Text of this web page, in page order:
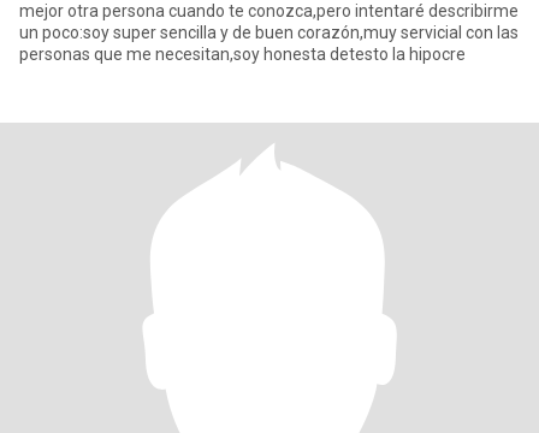
mejor otra persona cuando te conozca,pero intentaré describirme
un poco:soy super sencilla y de buen corazón,muy servicial con las
personas que me necesitan,soy honesta detesto la hipocre